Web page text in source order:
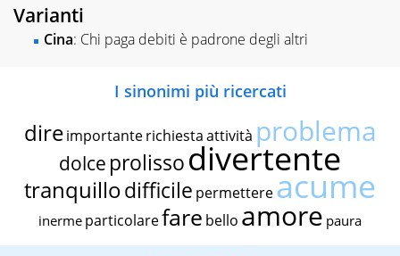
Varianti
Cina: Chi paga debiti è padrone degli altri
I sinonimi più ricercati
dire importante richiestaattività problema
dolce prolissodivertente
tranquillodifficile permettereacume
inerme particolarefare bello amore paura